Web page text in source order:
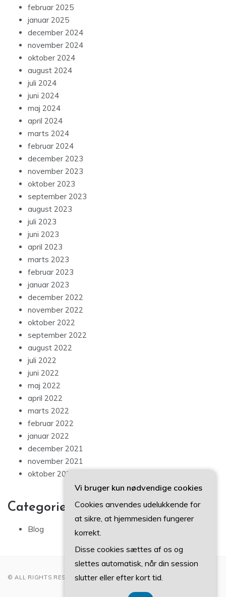
februar 2025
januar 2025
december 2024
november 2024
oktober 2024
august 2024
juli 2024
juni 2024
maj 2024
april 2024
marts 2024
februar 2024
december 2023
november 2023
oktober 2023
september 2023
august 2023
juli 2023
juni 2023
april 2023
marts 2023
februar 2023
januar 2023
december 2022
november 2022
oktober 2022
september 2022
august 2022
juli 2022
juni 2022
maj 2022
april 2022
marts 2022
februar 2022
januar 2022
december 2021
november 2021
oktober 2021
Categories
Blog
© ALL RIGHTS RESERVED 2022
Vi bruger kun nødvendige cookies
Cookies anvendes udelukkende for
at sikre, at hjemmesiden fungerer
korrekt.
Disse cookies sættes af os og
slettes automatisk, når din session
slutter eller efter kort tid.